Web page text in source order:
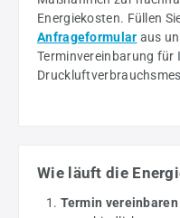
Energiekosten. Füllen
Anfrageformular aus
Terminvereinbarung für
Wie läuft die
Termin vereinbaren